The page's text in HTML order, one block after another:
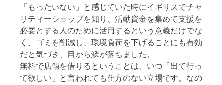
「もったいない」と感じていた時にイギリスでチャ
リティーショップを知り、活動資金を集めて支援を
必要とする人のために活用するという意義だけでな
く、ゴミを削減し、環境負荷を下げることにも有効
だと気づき、目から鱗が落ちました。
無料で店舗を借りるということは、いつ「出て行っ
て欲しい」と言われても仕方のない立場です。なの